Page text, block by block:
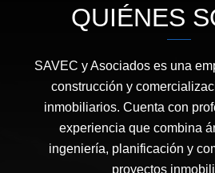
QUIÉNES
SAVEC y Asociados es una
construcción y
inmobiliarios. Cuenta con
experiencia que combina
ingeniería, planificación y
proyectos